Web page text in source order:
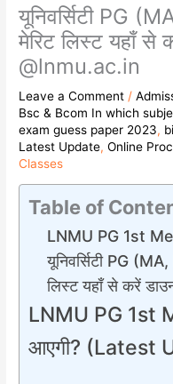
यूनिवर्सिटी PG
मेरिट लिस्ट यहाँ से
@lnmu.ac.in
Leave a Comment /
Bsc & Bcom In which
exam guess paper 2023,
Latest Update,Online
Classes
Table of
LNMU PG 1st
यूनिवर्सिटी PG
लिस्ट यहाँ से करें
LNMU PG 1st
आएगी? (Latest